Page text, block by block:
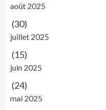
août 2025
(30)
juillet 2025
(15)
juin 2025
(24)
mai 2025